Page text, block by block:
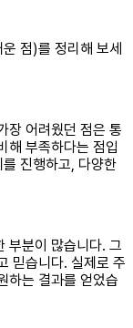
점)를 정리해 보세
장 어려웠던 점은 통
해 부족하다는 점입
진행하고, 다양한
부분이 많습니다. 그
믿습니다. 실제로 주
하는 결과를 얻었습